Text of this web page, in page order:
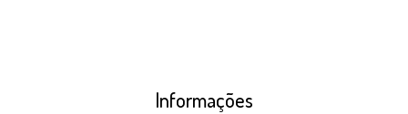
Informações